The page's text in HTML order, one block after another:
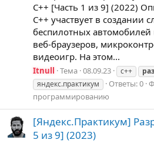
C++ [Часть 1 из 9] (2022)
C++ участвует в создании
беспилотных автомобилей
веб-браузеров,
видеоигр. На этом...
Itnull Тема 08.09.23 c++
яндекс.практикум
Ответы: 0
программированию
[Яндекс.Практикум]
5 из 9] (2023)